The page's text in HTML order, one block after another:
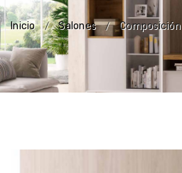
Inicio / Salones /